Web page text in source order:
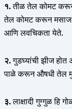
१.तीळ तेल कोमट करून
तेल कोमट करून मसाज
आणि लवचिकता येते.
२.गुडघ्यांची झीज होत
पाळे करून औषधी तेल
३.लाक्षादी गुग्गुळ हि